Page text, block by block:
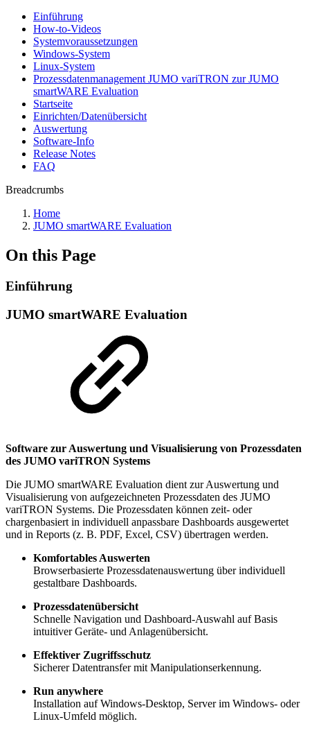
Einführung
How-to-Videos
Systemvoraussetzungen
Windows-System
Linux-System
Prozessdatenmanagement JUMO variTRON zur JUMO
smartWARE Evaluation
Startseite
Einrichten/Datenübersicht
Auswertung
Software-Info
Release Notes
FAQ
Breadcrumbs
Home
JUMO smartWARE Evaluation
On this Page
Einführung
JUMO smartWARE Evaluation
Software zur Auswertung und Visualisierung von Prozessdaten
des JUMO variTRON Systems
Die JUMO smartWARE Evaluation dient zur Auswertung und
Visualisierung von aufgezeichneten Prozessdaten des JUMO
variTRON Systems. Die Prozessdaten können zeit- oder
chargenbasiert in individuell anpassbare Dashboards ausgewertet
und in Reports (z. B. PDF, Excel, CSV) übertragen werden.
Komfortables Auswerten
Browserbasierte Prozessdatenauswertung über individuell
gestaltbare Dashboards.
Prozessdatenübersicht
Schnelle Navigation und Dashboard-Auswahl auf Basis
intuitiver Geräte- und Anlagenübersicht.
Effektiver Zugriffsschutz
Sicherer Datentransfer mit Manipulationserkennung.
Run anywhere
Installation auf Windows-Desktop, Server im Windows- oder
Linux-Umfeld möglich.